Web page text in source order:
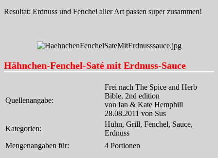
Resultat: Erdnuss und Fenchel aller Art passen super zusammen!
Hähnchen-Fenchel-Saté mit Erdnuss-Sauce
Quellenangabe:
Frei nach The Spice and Herb
Bible, 2nd edition
von Ian & Kate Hemphill
28.08.2011 von Sus
Kategorien:
Huhn, Grill, Fenchel, Sauce,
Erdnuss
Mengenangaben für:
4 Portionen